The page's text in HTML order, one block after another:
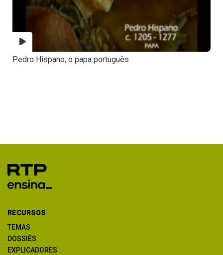
Pedro Hispano, o papa português
RECURSOS
TEMAS
DOSSIÊS
EXPLICADORES